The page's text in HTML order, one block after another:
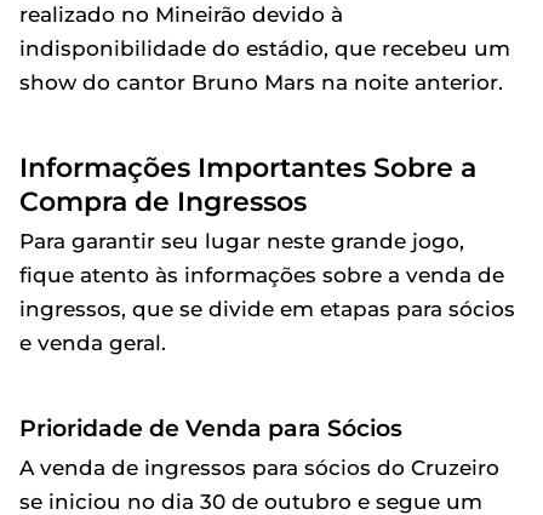
realizado no Mineirão devido à
indisponibilidade do estádio, que recebeu um
show do cantor Bruno Mars na noite anterior.
Informações Importantes Sobre a
Compra de Ingressos
Para garantir seu lugar neste grande jogo,
fique atento às informações sobre a venda de
ingressos, que se divide em etapas para sócios
e venda geral.
Prioridade de Venda para Sócios
A venda de ingressos para sócios do Cruzeiro
se iniciou no dia 30 de outubro e segue um